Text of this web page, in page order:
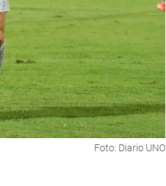
Foto: Diario UNO